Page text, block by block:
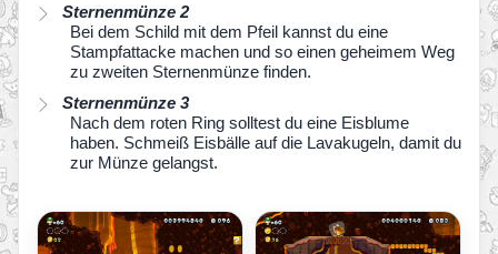
Sternenmünze 2
Bei dem Schild mit dem Pfeil kannst du eine
Stampfattacke machen und so einen geheimem Weg
zu zweiten Sternenmünze finden.
Sternenmünze 3
Nach dem roten Ring solltest du eine Eisblume
haben. Schmeiß Eisbälle auf die Lavakugeln, damit du
zur Münze gelangst.